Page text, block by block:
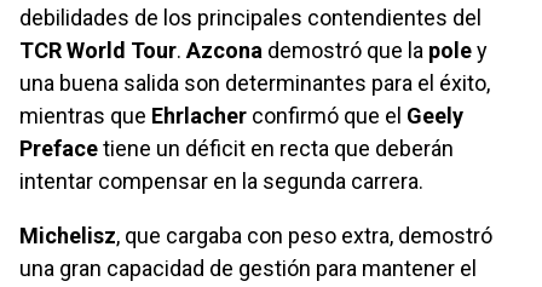
debilidades de los principales contendientes del
TCR World Tour.Azcona demostró que la poley
una buena salida son determinantes para el éxito,
mientras que Ehrlacher confirmó que el Geely
Prefacetiene un déficit en recta que deberán
intentar compensar en la segunda carrera.
Michelisz, que cargaba con peso extra, demostró
una gran capacidad de gestión para mantener el